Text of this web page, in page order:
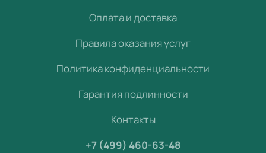
Оплата и доставка
Правила оказания услуг
Политика конфиденциальности
Гарантия подлинности
Контакты
+7 (499) 460-63-48